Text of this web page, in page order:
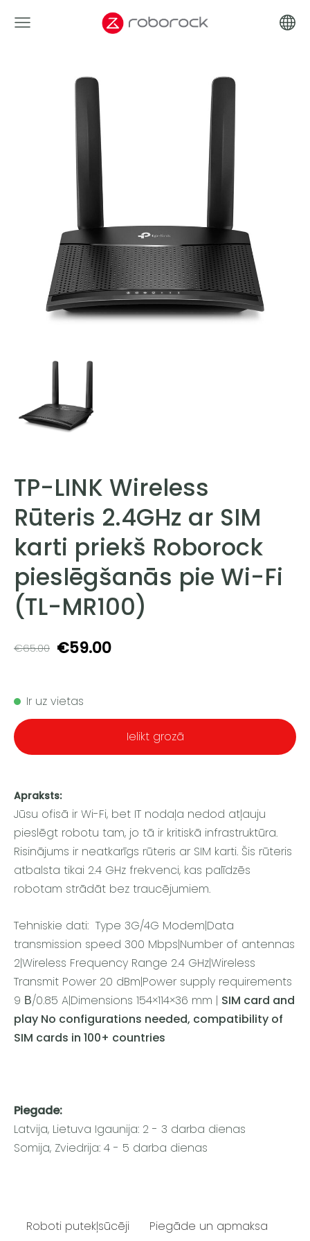
TP-LINK Wireless
Rūteris 2.4GHz ar SIM
karti priekš Roborock
pieslēgšanās pie Wi-Fi
(TL-MR100)
€65.00 €59.00
Ir uz vietas
Ielikt grozā
Apraksts:
Jūsu ofisā ir Wi-Fi, bet IT nodaļa nedod atļauju
pieslēgt robotu tam, jo tā ir kritiskā infrastruktūra.
Risinājums ir neatkarīgs rūteris ar SIM karti. Šis rūteris
atbalsta tikai 2.4 GHz frekvenci, kas palīdzēs
robotam strādāt bez traucējumiem.
Tehniskie dati: Type 3G/4G Modem|Data
transmission speed 300 Mbps|Number of antennas
2|Wireless Frequency Range 2.4 GHz|Wireless
Transmit Power 20 dBm|Power supply requirements
9 В/0.85 A|Dimensions 154×114×36 mm | SIM card and
play No configurations needed, compatibility of
SIM cards in 100+ countries
Piegade:
Latvija, Lietuva Igaunija: 2 - 3 darba dienas
Somija, Zviedrija: 4 - 5 darba dienas
Roboti putekļsūcēji Piegāde un apmaksa